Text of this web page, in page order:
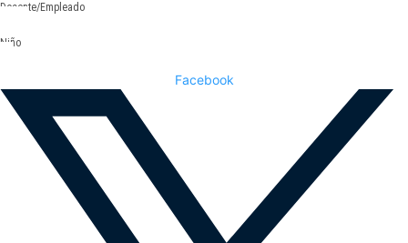
Docente/Empleado
Niño
Facebook